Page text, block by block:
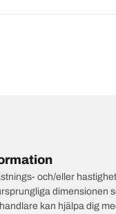
och/eller
dimensionen
kan hjälpa dig